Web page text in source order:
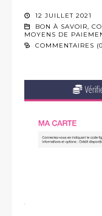
12 JUILLET 2021
BON À SAVOIR,
MOYENS DE
COMMENTAIRES